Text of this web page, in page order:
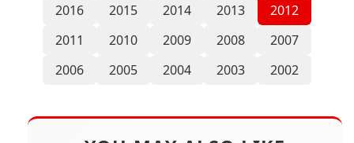
2016
2015 2014 2013
2012
2011
2010 2009 2008
2007
2006
2005 2004 2003 2002